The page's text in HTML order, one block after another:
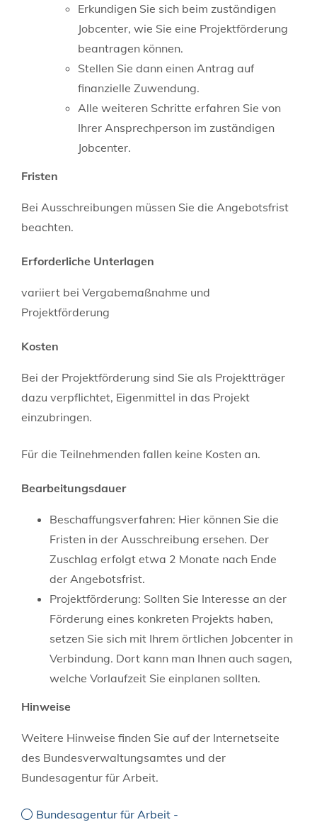
Erkundigen Sie sich beim zuständigen
Jobcenter, wie Sie eine Projektförderung
beantragen können.
Stellen Sie dann einen Antrag auf
finanzielle Zuwendung.
Alle weiteren Schritte erfahren Sie von
Ihrer Ansprechperson im zuständigen
Jobcenter.
Fristen
Bei Ausschreibungen müssen Sie die Angebotsfrist
beachten.
Erforderliche Unterlagen
variiert bei Vergabemaßnahme und
Projektförderung
Kosten
Bei der Projektförderung sind Sie als Projektträger
dazu verpflichtet, Eigenmittel in das Projekt
einzubringen.
Für die Teilnehmenden fallen keine Kosten an.
Bearbeitungsdauer
Beschaffungsverfahren: Hier können Sie die
Fristen in der Ausschreibung ersehen. Der
Zuschlag erfolgt etwa 2 Monate nach Ende
der Angebotsfrist.
Projektförderung: Sollten Sie Interesse an der
Förderung eines konkreten Projekts haben,
setzen Sie sich mit Ihrem örtlichen Jobcenter in
Verbindung. Dort kann man Ihnen auch sagen,
welche Vorlaufzeit Sie einplanen sollten.
Hinweise
Weitere Hinweise finden Sie auf der Internetseite
des Bundesverwaltungsamtes und der
Bundesagentur für Arbeit.
Bundesagentur für Arbeit -